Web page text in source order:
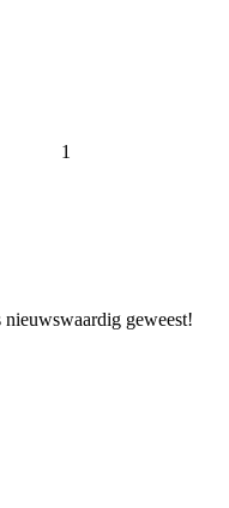
1
geweest!